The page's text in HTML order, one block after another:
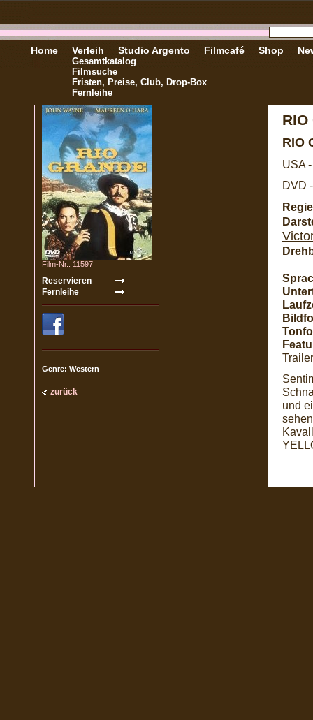
Home Verleih
Gesamtkatalog
Filmsuche
Fristen, Preise, Club, Drop-Box
Fernleihe
Studio Argento Filmcafé Shop
Film-Nr.: 11597
Genre: Western
zurück
RIO
RIO
USA
DVD
Trailer
und